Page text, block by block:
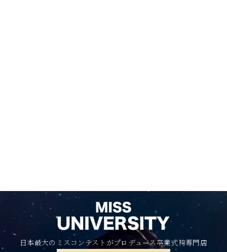
日本最大のミスコンテストがプロデュース卒業式袴専門店